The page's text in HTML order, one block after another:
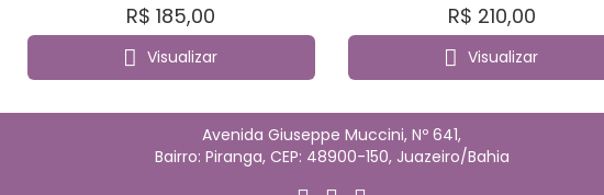
R$ 185,00
Visualizar
R$ 210,00
Visualizar
Avenida Giuseppe Muccini, Nº 641,
Bairro: Piranga, CEP: 48900-150, Juazeiro/Bahia